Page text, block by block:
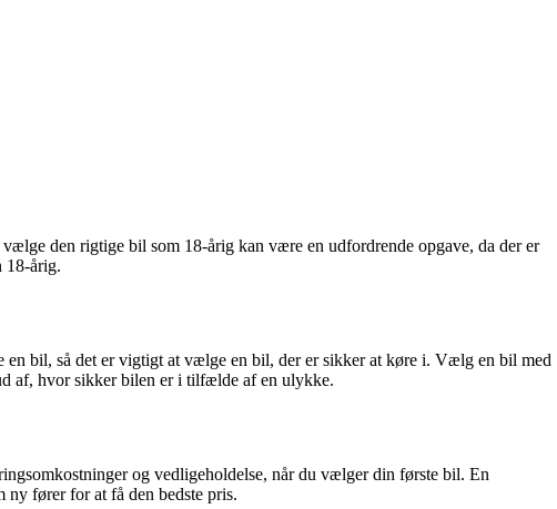
den rigtige bil som 18-årig kan være en udfordrende opgave, da der er
18-årig.
bil, så det er vigtigt at vælge en bil, der er sikker at køre i. Vælg en bil med
af, hvor sikker bilen er i tilfælde af en ulykke.
og vedligeholdelse, når du vælger din første bil. En
fører for at få den bedste pris.